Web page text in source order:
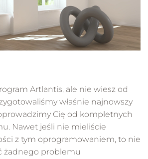
Artlantis, ale nie wiesz od
właśnie najnowszy
Cię od kompletnych
Nawet jeśli nie mieliście
z tym oprogramowaniem, to nie
żadnego problemu